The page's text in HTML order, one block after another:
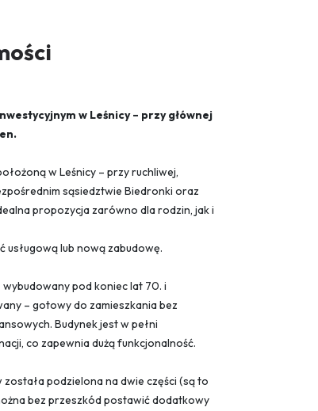
w Leśnicy – przy głównej
w Leśnicy – przy ruchliwej,
sąsiedztwie Biedronki oraz
propozycja zarówno dla rodzin, jak i
usługową lub nową zabudowę.
pod koniec lat 70. i
– gotowy do zamieszkania bez
Budynek jest w pełni
co zapewnia dużą funkcjonalność.
podzielona na dwie części (są to
bez przeszkód postawić dodatkowy